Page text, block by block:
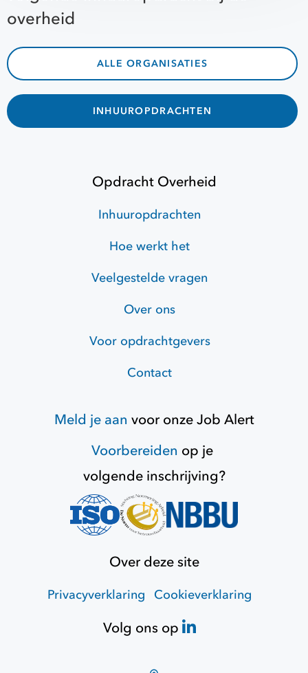
overheid
ALLE ORGANISATIES
INHUUROPDRACHTEN
Opdracht Overheid
Inhuuropdrachten
Hoe werkt het
Veelgestelde vragen
Over ons
Voor opdrachtgevers
Contact
Meld je aan voor onzeJob Alert
Voorbereiden op je
volgende inschrijving?
Over deze site
Privacyverklaring Cookieverklaring
Volg ons op